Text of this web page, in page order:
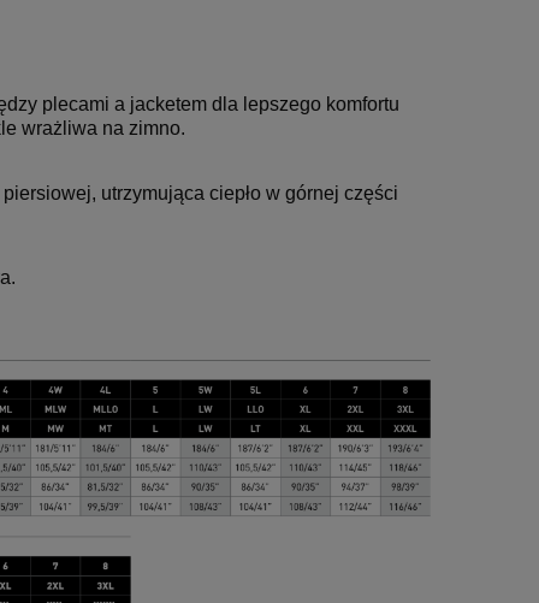
plecami a jacketem dla lepszego komfortu
wrażliwa na zimno.
utrzymująca ciepło w górnej części